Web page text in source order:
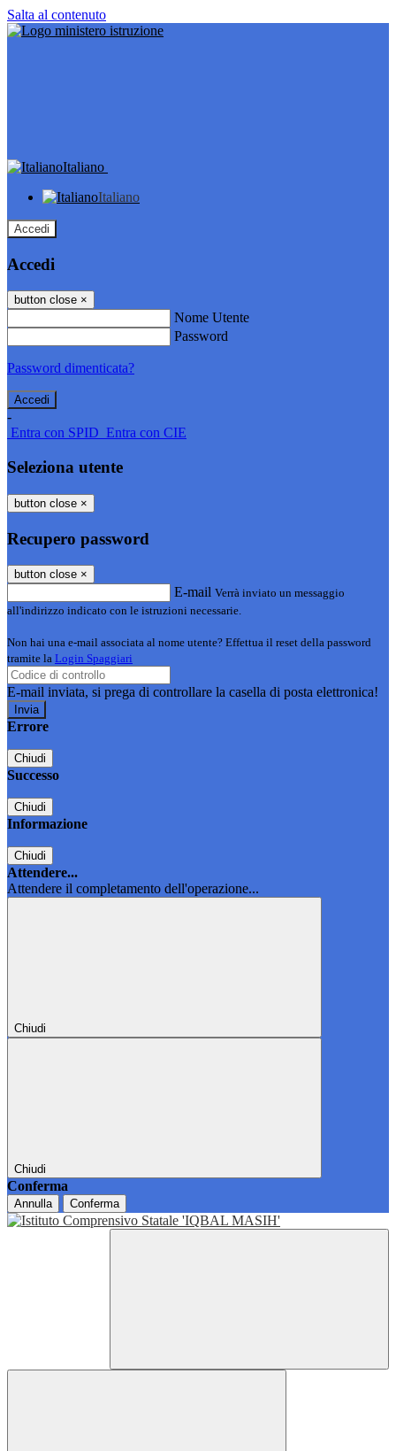
Salta al contenuto
Italiano
Italiano
Accedi
Accedi
button close ×
Nome Utente
Password
Password dimenticata?
-
Entra con SPID Entra con CIE
Seleziona utente
button close ×
Recupero password
button close ×
E-mail Verrà inviato un messaggio
all'indirizzo indicato con le istruzioni necessarie.
Non hai una e-mail associata al nome utente? Effettua il reset della password
tramite la Login Spaggiari
E-mail inviata, si prega di controllare la casella di posta elettronica!
Errore
Chiudi
Successo
Chiudi
Informazione
Chiudi
Attendere...
Attendere il completamento dell'operazione...
Chiudi
Chiudi
Conferma
Annulla Conferma